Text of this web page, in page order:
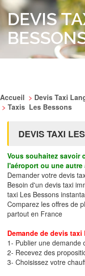
DEVIS
Accueil > Devis Taxi
> Taxis Les Bessons
DEVIS TAXI
Vous souhaitez savoir
l'aéroport ou une
Demander votre devis
Besoin d'un devis taxi
taxi Les Bessons
Comparez les offres de
partout en France
Demande de devis
1- Publier une demande
2- Recevez des
3- Choisissez votre